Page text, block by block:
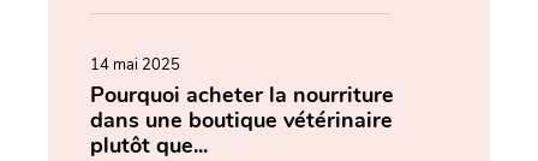
14 mai 2025
Pourquoi acheter la nourriture
dans une boutique vétérinaire
plutôt que...